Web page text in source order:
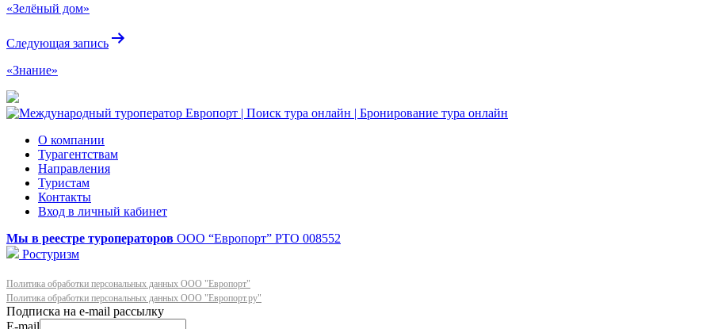
записям
«Зелёный дом»
Следующая запись
«Знание»
О компании
Турагентствам
Направления
Туристам
Контакты
Вход в личный кабинет
Мы в реестре туроператоров ООО “Европорт” РТО 008552
Ростуризм
Политика обработки персональных данных ООО "Европорт"
Политика обработки персональных данных ООО "Европорт.ру"
E-mail